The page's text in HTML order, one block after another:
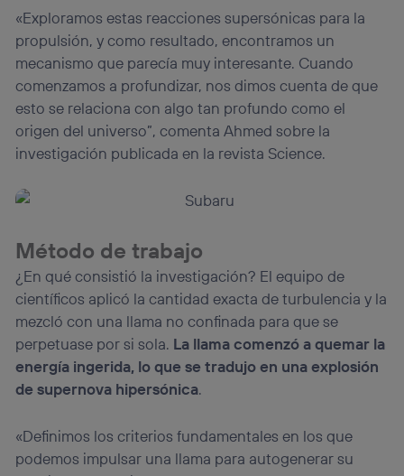
«Exploramos estas reacciones supersónicas para la
propulsión, y como resultado, encontramos un
mecanismo que parecía muy interesante. Cuando
comenzamos a profundizar, nos dimos cuenta de que
esto se relaciona con algo tan profundo como el
origen del universo”, comenta Ahmed sobre la
investigación publicada en la revista Science.
Método de trabajo
¿En qué consistió la investigación? El equipo de
científicos aplicó la cantidad exacta de turbulencia y la
mezcló con una llama no confinada para que se
perpetuase por si sola. La llama comenzó a quemar la
energía ingerida, lo que se tradujo en una explosión
de supernova hipersónica.
«Definimos los criterios fundamentales en los que
podemos impulsar una llama para autogenerar su